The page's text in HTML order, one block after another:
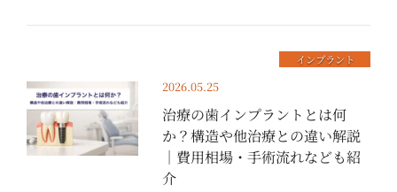
2026.05.25
治療の歯インプラントとは何
か？構造や他治療との違い解説
｜費用相場・手術流れなども紹
介
インプラント